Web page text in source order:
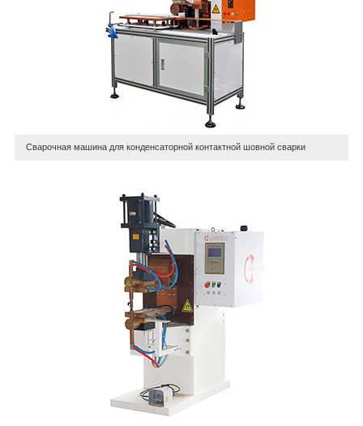
Сварочная машина для конденсаторной контактной шовной сварки